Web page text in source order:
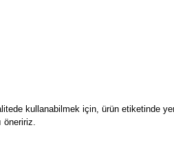
kullanabilmek için, ürün etiketinde
öneririz.